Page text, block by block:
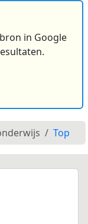
in Google
Top